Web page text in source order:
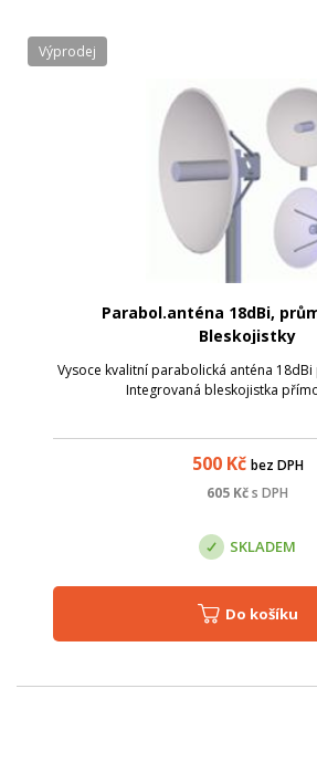
Parabol.anténa 18dBi,
Bleskojistky
Vysoce kvalitní parabolická anténa
Integrovaná bleskojistka
500Kč bez DPH
605 Kčs DPH
Výprodej
SKLADEM
Do košíku